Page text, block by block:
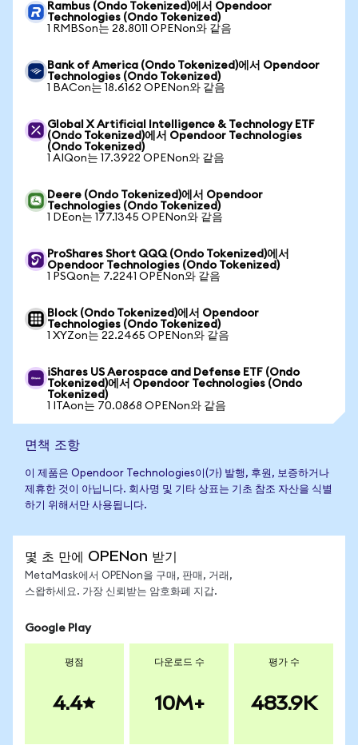
Rambus (Ondo Tokenized)에서 Opendoor
Technologies (Ondo Tokenized)
1 RMBSon는 28.8011 OPENon와 같음
Bank of America (Ondo Tokenized)에서 Opendoor
Technologies (Ondo Tokenized)
1 BACon는 18.6162 OPENon와 같음
Global X Artificial Intelligence & Technology ETF
(Ondo Tokenized)에서 Opendoor Technologies
(Ondo Tokenized)
1 AIQon는 17.3922 OPENon와 같음
Deere (Ondo Tokenized)에서 Opendoor
Technologies (Ondo Tokenized)
1 DEon는 177.1345 OPENon와 같음
ProShares Short QQQ (Ondo Tokenized)에서
Opendoor Technologies (Ondo Tokenized)
1 PSQon는 7.2241 OPENon와 같음
Block (Ondo Tokenized)에서 Opendoor
Technologies (Ondo Tokenized)
1 XYZon는 22.2465 OPENon와 같음
iShares US Aerospace and Defense ETF (Ondo
Tokenized)에서 Opendoor Technologies (Ondo
Tokenized)
1 ITAon는 70.0868 OPENon와 같음
면책 조항
이 제품은 Opendoor Technologies이(가) 발행, 후원, 보증하거나
제휴한 것이 아닙니다. 회사명 및 기타 상표는 기초 참조 자산을 식별
하기 위해서만 사용됩니다.
몇 초 만에 OPENon 받기
MetaMask에서 OPENon을 구매, 판매, 거래,
스왑하세요. 가장 신뢰받는 암호화폐 지갑.
Google Play
평점
4.4
다운로드 수
10M+
평가 수
483.9K